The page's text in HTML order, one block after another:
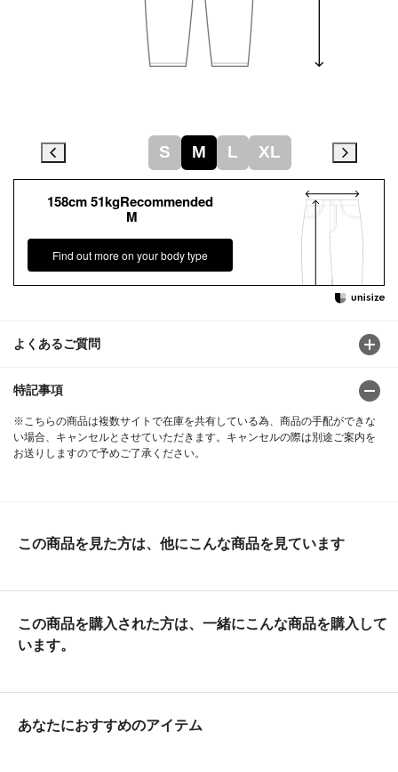
よくあるご質問
特記事項
※こちらの商品は複数サイトで在庫を共有している為、商品の手配ができな
い場合、キャンセルとさせていただきます。キャンセルの際は別途ご案内を
お送りしますので予めご了承ください。
158cm 51kgRecommended
M
Find out more on your body type
S M L XL
この商品を見た方は、他にこんな商品を見ています
この商品を購入された方は、一緒にこんな商品を購入して
います。
あなたにおすすめのアイテム